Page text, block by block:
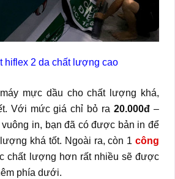
hiflex 2 da chất lượng cao
mực dầu cho chất lượng khá,
Với mức giá chỉ bỏ ra20.000đ –
vuông in, bạn đã có được bản in để
khá tốt. Ngoài ra, còn 1 công
chất lượng hơn rất nhiều sẽ được
phía dưới.